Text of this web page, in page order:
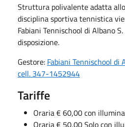
Struttura polivalente adatta
disciplina sportiva tennistica
Fabiani Tennischool di Albano
disposizione.
Gestore: Fabiani Tennischool di
cell. 347-1452944
Tariffe
Oraria € 60,00 con
Oraria € 50,00 Solo con